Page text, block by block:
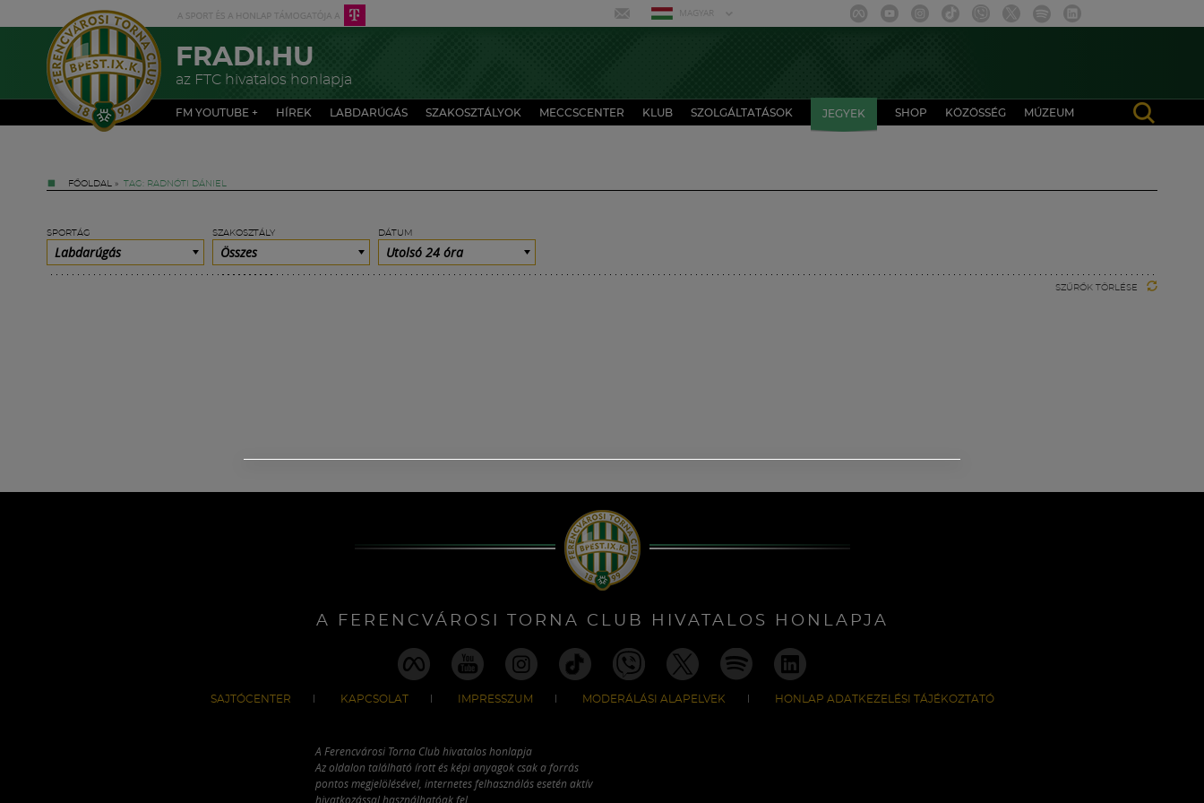
MAGYAR
FRADI.HU
az FTC hivatalos honlapja
FM YOUTUBE + HÍREK LABDARÚGÁS SZAKOSZTÁLYOK MECCSCENTER KLUB SZOLGÁLTATÁSOK JEGYEK SHOP KÖZÖSSÉG MÚZEUM
FŐOLDAL » TAG: RADNÓTI DÁNIEL
SPORTÁG
Labdarúgás
SZAKOSZTÁLY
Összes
DÁTUM
Utolsó 24 óra
SZŰRŐK TÖRLÉSE
A FERENCVÁROSI TORNA CLUB HIVATALOS HONLAPJA
SAJTÓCENTER KAPCSOLAT IMPRESSZUM MODERÁLÁSI ALAPELVEK HONLAP ADATKEZELÉSI TÁJÉKOZTATÓ
A Ferencvárosi Torna Club hivatalos honlapja
Az oldalon található írott és képi anyagok csak a forrás
pontos megjelölésével, internetes felhasználás esetén aktív
hivatkozással használhatóak fel.